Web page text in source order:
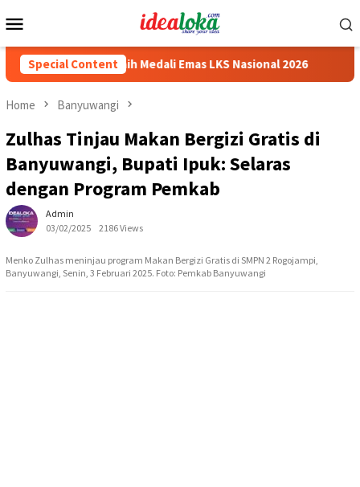
to
Menu
Special Content
Siswa Peraih Medali Emas LKS Nasional 2026
Home Banyuwangi
Zulhas Tinjau Makan Bergizi Gratis di
Banyuwangi, Bupati Ipuk: Selaras
dengan Program Pemkab
Admin
03/02/2025
2186 Views
Menko Zulhas meninjau program Makan Bergizi Gratis di SMPN 2 Rogojampi,
Banyuwangi, Senin, 3 Februari 2025. Foto: Pemkab Banyuwangi